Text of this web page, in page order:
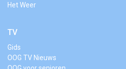
Het Weer
TV
Gids
OOG TV Nieuws